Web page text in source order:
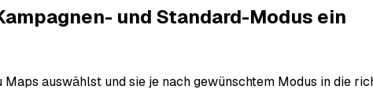
und Standard-Modus ein
auswählst und sie je nach gewünschtem Modus in die